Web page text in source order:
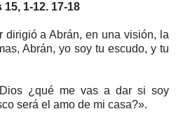
15, 1-12. 17-18
dirigió a Abrán, en una visión, la
Abrán, yo soy tu escudo, y tu
¿qué me vas a dar si soy
será el amo de mi casa?».